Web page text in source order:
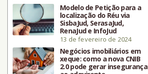
Modelo de Petição para a
localização do Réu via
SisbaJud, SerasaJud,
RenaJud e InfoJud
13 de fevereiro de 2024
Negócios imobiliários em
xeque: como a nova CNIB
2.0 pode gerar insegurança